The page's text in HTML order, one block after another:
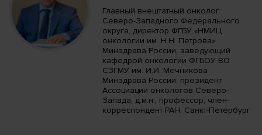
Главный внештатный онколог
Северо-Западного Федерального
округа, директор ФГБУ «НМИЦ
онкологии им. Н.Н. Петрова»
Минздрава России, заведующий
кафедрой онкологии ФГБОУ ВО
СЗГМУ им. И.И. Мечникова
Минздрава России, президент
Ассоциации онкологов Северо-
Запада, д.м.н., профессор, член-
корреспондент РАН, Санкт-Петербург